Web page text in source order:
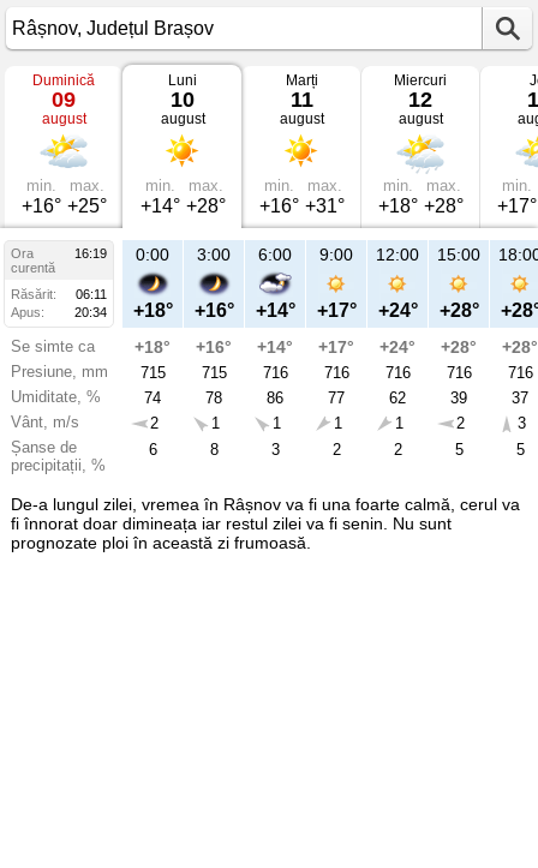
Vremea
Râșnov
mâine
Județul
Brașov
Duminică
09
august
min.
+16°
max.
+25°
Luni
10
august
min.
+14°
max.
+28°
Marți
11
august
min.
+16°
max.
+31°
Miercuri
12
august
min.
+18°
max.
+28°
min.
+17°
Ora
16:19
curentă
Răsărit:
06:11
Apus:
20:34
Se simte ca
Presiune, mm
Umiditate, %
Vânt, m/s
Șanse de
precipitații, %
21:00
+22°
+22°
715
58
2
14
Lu
aug
0:00
+18°
+18°
715
74
2
6
3:00
+16°
+16°
715
78
1
8
6:00
+14°
+14°
716
86
1
3
9:00
+17°
+17°
716
77
1
2
12:00
+24°
+24°
716
62
1
2
15:00
+28°
+28°
716
39
2
5
+28°
716
37
3
5
De-a lungul zilei, vremea în Râșnov va fi una foarte calmă, cerul va
fi înnorat doar dimineața iar restul zilei va fi senin. Nu sunt
prognozate ploi în această zi frumoasă.